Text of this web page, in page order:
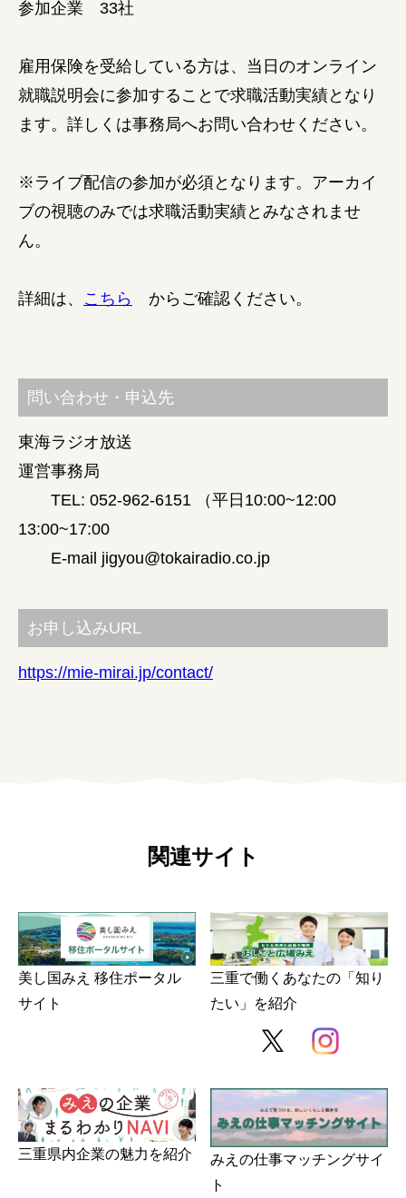
参加企業 33社
雇用保険を受給している方は、当日のオンライン
就職説明会に参加することで求職活動実績となり
ます。詳しくは事務局へお問い合わせください。
※ライブ配信の参加が必須となります。アーカイ
ブの視聴のみでは求職活動実績とみなされませ
ん。
詳細は、 こちら からご確認ください。
問い合わせ・申込先
東海ラジオ放送
運営事務局
TEL: 052-962-6151 （平日10:00~12:00
13:00~17:00
E-mail jigyou@tokairadio.co.jp
お申し込みURL
https://mie-mirai.jp/contact/
関連サイト
美し国みえ 移住ポータル
サイト
三重で働くあなたの「知り
たい」を紹介
三重県内企業の魅力を紹介
みえの仕事マッチングサイ
ト